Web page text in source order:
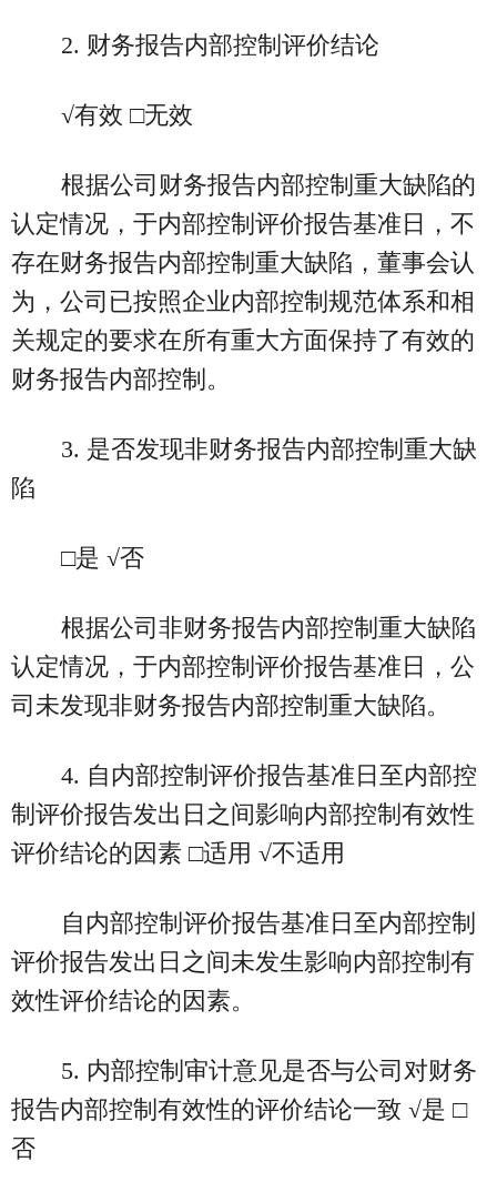
2. 财务报告内部控制评价结论
√有效 □无效
根据公司财务报告内部控制重大缺陷的
认定情况，于内部控制评价报告基准日，不
存在财务报告内部控制重大缺陷，董事会认
为，公司已按照企业内部控制规范体系和相
关规定的要求在所有重大方面保持了有效的
财务报告内部控制。
3. 是否发现非财务报告内部控制重大缺
陷
□是 √否
根据公司非财务报告内部控制重大缺陷
认定情况，于内部控制评价报告基准日，公
司未发现非财务报告内部控制重大缺陷。
4. 自内部控制评价报告基准日至内部控
制评价报告发出日之间影响内部控制有效性
评价结论的因素 □适用 √不适用
自内部控制评价报告基准日至内部控制
评价报告发出日之间未发生影响内部控制有
效性评价结论的因素。
5. 内部控制审计意见是否与公司对财务
报告内部控制有效性的评价结论一致 √是 □
否